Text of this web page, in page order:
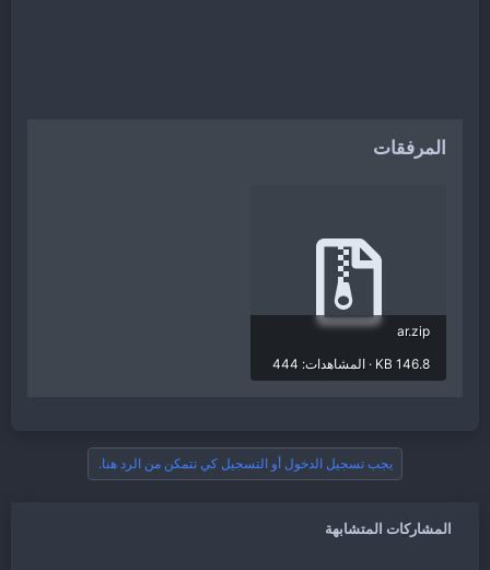
المرفقات
ar.zip
146.8 KB · المشاهدات: 444
يجب تسجيل الدخول أو التسجيل كي تتمكن من الرد هنا.
المشاركات المتشابهة